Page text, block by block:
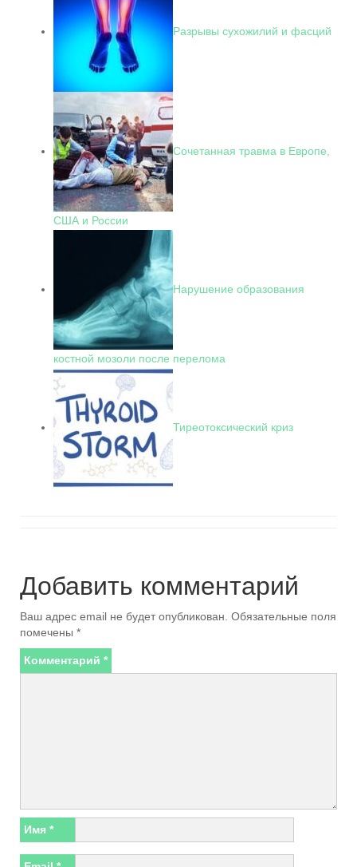
Разрывы сухожилий и фасций
Сочетанная травма в Европе,
США и России
Нарушение образования
костной мозоли после перелома
Тиреотоксический криз
Добавить комментарий
Ваш адрес email не будет опубликован. Обязательные поля
помечены *
Комментарий *
Имя *